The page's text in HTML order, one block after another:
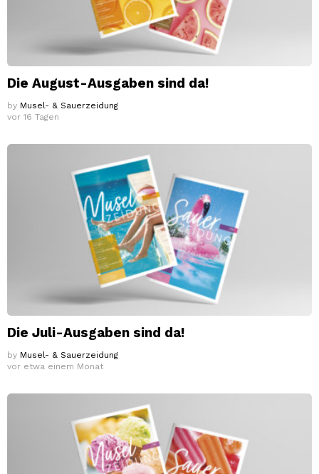
Die August-Ausgaben sind da!
by Musel- & Sauerzeidung
vor 16 Tagen
Die Juli-Ausgaben sind da!
by Musel- & Sauerzeidung
vor etwa einem Monat